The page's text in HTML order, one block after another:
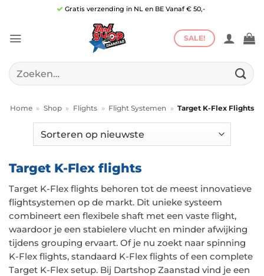
inhoud
Gratis verzending in NL en BE Vanaf € 50,-
SALE!
Zoeken
naar:
Home » Shop » Flights » Flight Systemen » Target K-Flex Flights
Target K-Flex flights
Target K-Flex flights behoren tot de meest innovatieve
flightsystemen op de markt. Dit unieke systeem
combineert een flexibele shaft met een vaste flight,
waardoor je een stabielere vlucht en minder afwijking
tijdens grouping ervaart. Of je nu zoekt naar spinning
K-Flex flights, standaard K-Flex flights of een complete
Target K-Flex setup. Bij Dartshop Zaanstad vind je een